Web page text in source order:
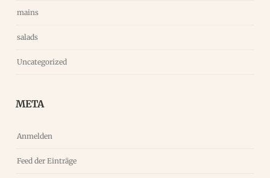
mains
salads
Uncategorized
META
Anmelden
Feed der Einträge